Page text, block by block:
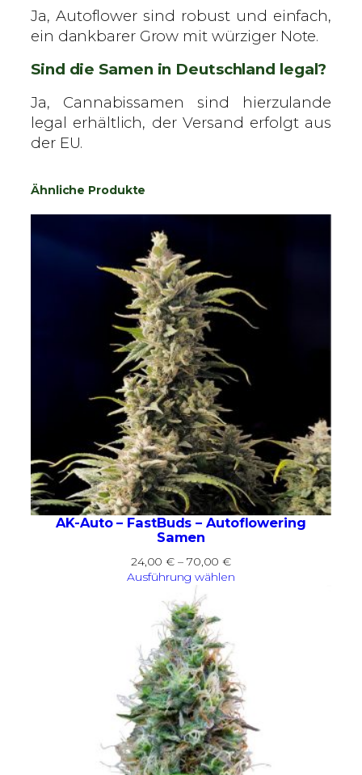
Ja, Autoflower sind robust und einfach,
ein dankbarer Grow mit würziger Note.
Sind die Samen in Deutschland legal?
Ja, Cannabissamen sind hierzulande
legal erhältlich, der Versand erfolgt aus
der EU.
Ähnliche Produkte
AK-Auto – FastBuds – Autoflowering
Samen
24,00€ – 70,00€Preisspanne:
24,00 €
Ausführung wählen